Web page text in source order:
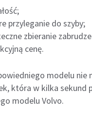
przyleganie do szyby;
zbieranie
cenę.
modelu nie
która w kilka sekund
modelu Volvo.